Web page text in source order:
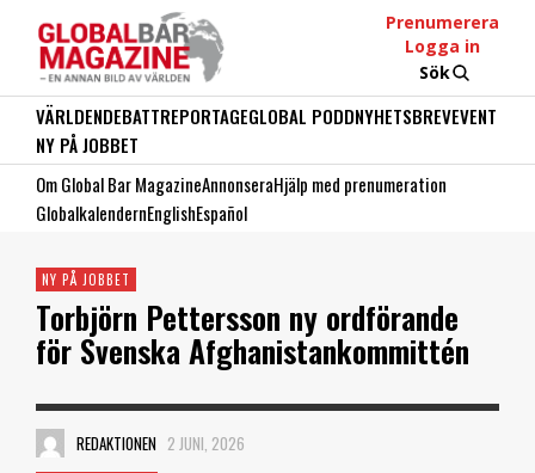
Prenumerera
Logga in
Sök
VÄRLDENDEBATTREPORTAGEGLOBAL PODDNYHETSBREVEVENT
NY PÅ JOBBET
Om Global Bar MagazineAnnonseraHjälp med prenumeration
GlobalkalendernEnglishEspañol
NY PÅ JOBBET
Torbjörn Pettersson ny ordförande
för Svenska Afghanistankommittén
REDAKTIONEN 2 JUNI, 2026